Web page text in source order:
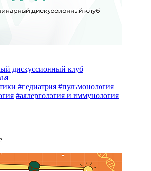
дискуссионный клуб
#педиатрия #пульмонология
#аллергология и иммунология